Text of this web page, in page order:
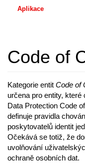
Aplikace
Code of
Kategorie entit Code of
určena pro entity,
Data Protection Code
definuje pravidla
poskytovatelů identit
Očekává se totiž, že
uvolňování
ochraně osobních dat.